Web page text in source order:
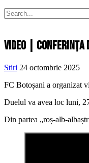
VIDEO |
Stiri 24 octombrie 2025
FC Botoșani a organizat
Duelul va avea loc luni,
Din partea „roș-alb-